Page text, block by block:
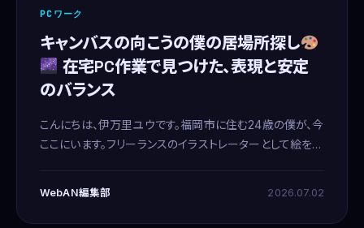
PCワーク
キャンバスの向こうの僕の居場所探し
在宅PC作業で見つけた、表現と安定
のバランス
こんにちは、伊万里ユウです。福岡市に住む24歳の僕が、今
ここにいます。フリーランスのイラストレーターとして絵を
WebAN編集部 2026.07.02